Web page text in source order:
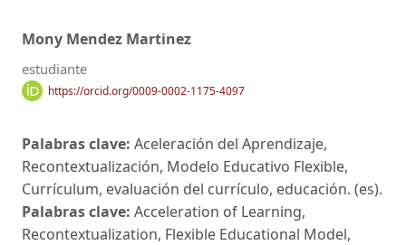
Mony Mendez Martinez
estudiante
https://orcid.org/0009-0002-1175-4097
Palabras clave: Aceleración del Aprendizaje,
Recontextualización, Modelo Educativo Flexible,
Currículum, evaluación del currículo, educación. (es).
Palabras clave: Acceleration of Learning,
Recontextualization, Flexible Educational Model,